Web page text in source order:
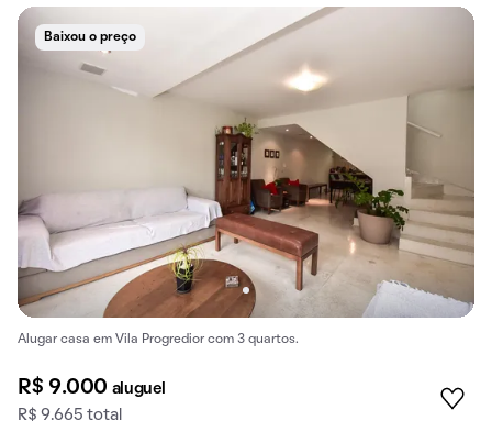
Baixou o preço
Alugar casa em Vila Progredior com 3 quartos.
R$ 9.000 aluguel
R$ 9.665 total